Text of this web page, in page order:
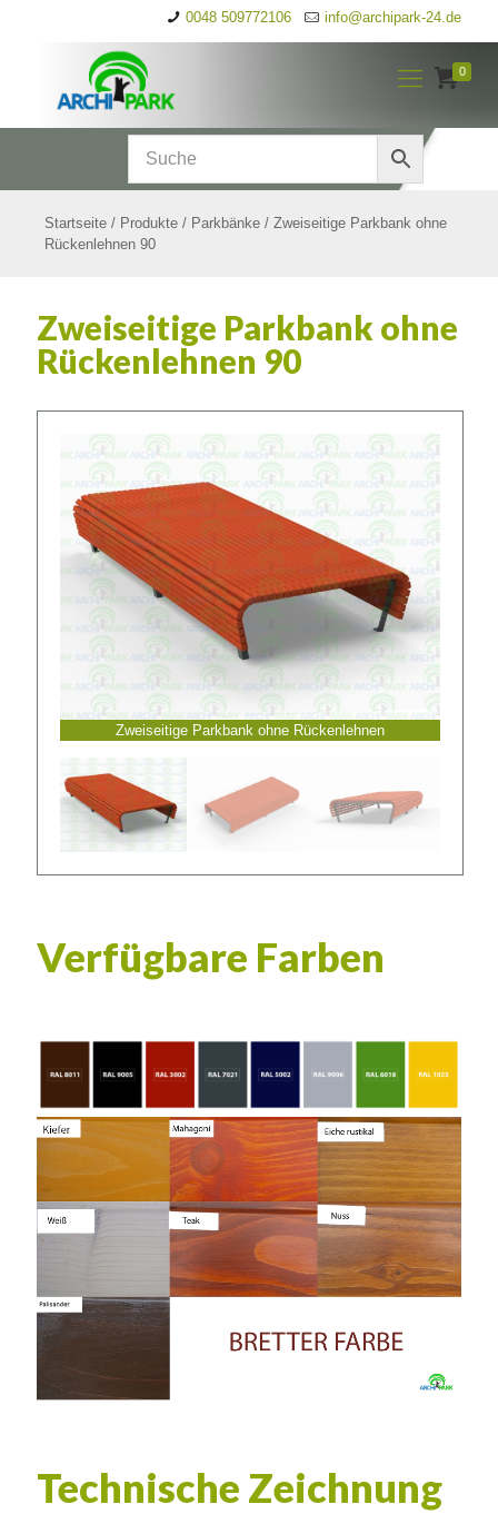
0048 509772106 info@archipark-24.de
0
Startseite / Produkte / Parkbänke / Zweiseitige Parkbank ohne
Rückenlehnen 90
Zweiseitige Parkbank ohne
Rückenlehnen 90
Zweiseitige Parkbank ohne Rückenlehnen
Verfügbare Farben
Technische Zeichnung